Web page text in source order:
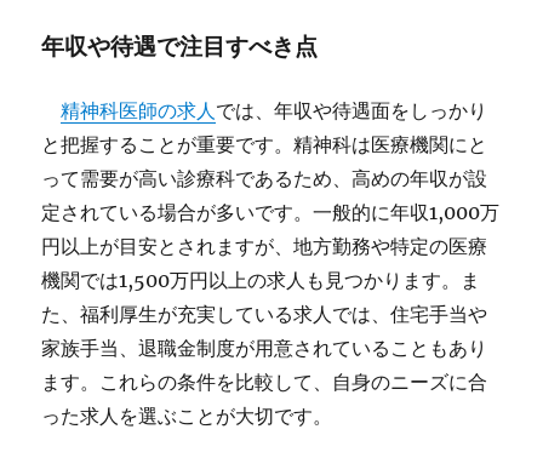
年収や待遇で注目すべき点
精神科医師の求人では、年収や待遇面をしっかり
と把握することが重要です。精神科は医療機関にと
って需要が高い診療科であるため、高めの年収が設
定されている場合が多いです。一般的に年収1,000万
円以上が目安とされますが、地方勤務や特定の医療
機関では1,500万円以上の求人も見つかります。ま
た、福利厚生が充実している求人では、住宅手当や
家族手当、退職金制度が用意されていることもあり
ます。これらの条件を比較して、自身のニーズに合
った求人を選ぶことが大切です。